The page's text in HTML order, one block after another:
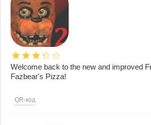
Welcome back to the new and improved
Fazbear's Pizza!
QR-код